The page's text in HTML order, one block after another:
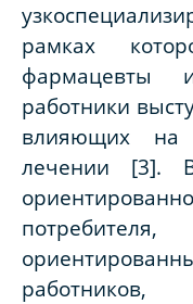
рамках
фармацевты
работники
влияющих на
лечении [3].